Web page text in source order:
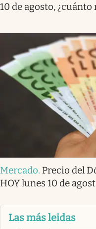
10 de agosto,
Mercado. Precio del
HOY lunes 10 de
Las más leidas